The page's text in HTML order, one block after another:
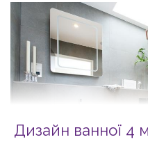
Дизайн ванної 4